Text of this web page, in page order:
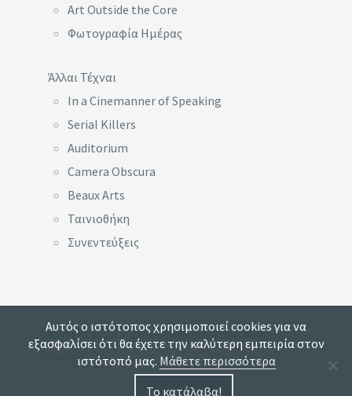
Art Outside the Core
Φωτογραφία Ημέρας
Άλλαι Τέχναι
In a Cinemanner of Speaking
Serial Killers
Auditorium
Camera Obscura
Beaux Arts
Ταινιοθήκη
Συνεντεύξεις
Copyright © 2013-2024 Artcore magazine. All rights
reserved.
Αυτός ο ιστότοπος χρησιμοποιεί cookies για να
εξασφαλίσει ότι θα έχετε την καλύτερη εμπειρία στον
ιστότοπό μας. Μάθετε περισσότερα
Το κατάλαβα!